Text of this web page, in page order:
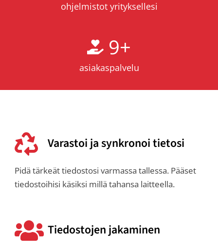
ohjelmistot yrityksellesi
9+
asiakaspalvelu
Varastoi ja synkronoi tietosi
Pidä tärkeät tiedostosi varmassa tallessa. Pääset
tiedostoihisi käsiksi millä tahansa laitteella.
Tiedostojen jakaminen